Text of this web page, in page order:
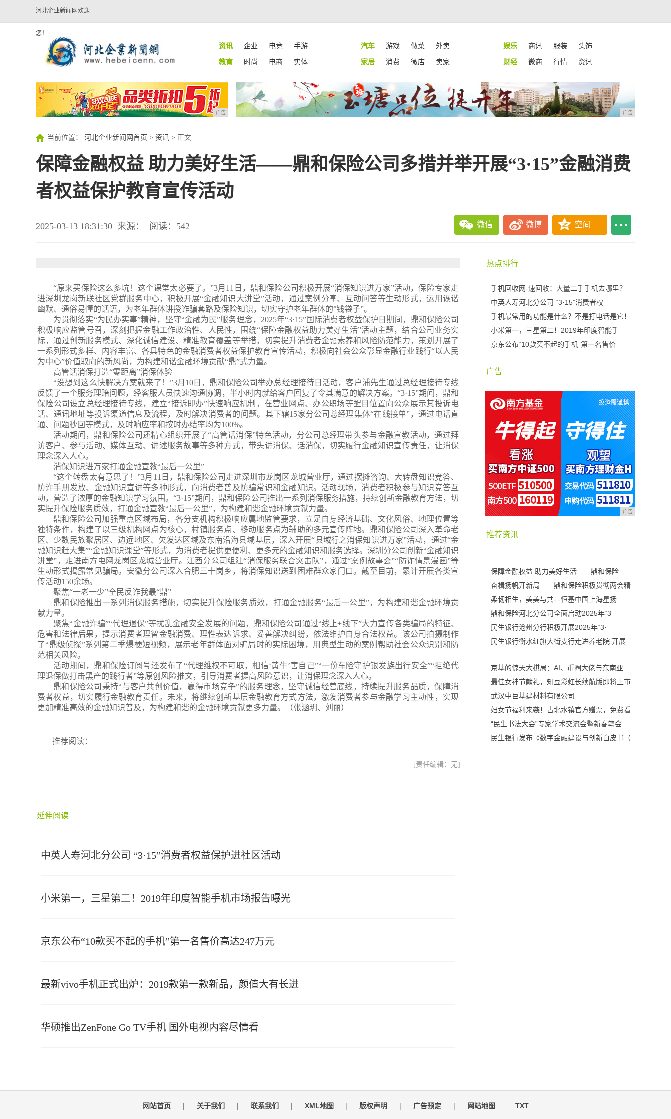
河北企业新闻网欢迎
您！
资讯 企业 电竞 手游 汽车 游戏 做菜 外卖 娱乐 商讯 服装
头饰
教育
时尚 电商 实体 家居 消费 微店 卖家 财经 微商 行情 资讯
广告 广告
当前位置： 河北企业新闻网首页 > 资讯 > 正文
保障金融权益 助力美好生活——鼎和保险公司多措并举开展“3·15”金融消费
者权益保护教育宣传活动
2025-03-13 18:31:30 来源： 阅读：542 微信 微博 空间
“原来买保险这么多坑！这个课堂太必要了。”3月11日，鼎和保险公司积极开展“消保知识进万家”活动，保险专家走
进深圳龙岗新联社区党群服务中心，积极开展“金融知识大讲堂”活动，通过案例分享、互动问答等生动形式，运用诙谐
幽默、通俗易懂的话语， 为老年群体讲授诈骗套路及保险知识， 切实守护老年群体的“钱袋子”。
为贯彻落实“为民办实事”精神，坚守“金融为民”服务理念，2025年“3·15”国际消费者权益保护 日期间，鼎和保险公司
积极响应监管号召，深刻把握金融工作政治性、人民性，
围绕“保障金融权益助力美好生活”活动主题 ，结合公司业务实
际，通过创新服务模式、深化诚信建设、精准教育覆盖等举措，切实提升消费者金融素养和风险防范能力， 策划 开展了
一系列形式多样、内容丰富、各具特色的金融消费者权益保护教育宣传活动 ，积极向社会公众彰显金融行业践行“以人民
为中心”价值取向的新风尚 ， 为构建和谐金融环境贡献“鼎”式力量。
高管话消保打造“零距离”消保体验
“没想到这么快解决方案就来了！ ”3月10日，鼎和保险公司举办总经理接待日活动 ， 客户浦先生通过总经理接待专线
反馈了一个服务理赔问题 ，经客服人员快速沟通协调， 半小时内就给客户 回复了令其满意的解决方案。 “3·15”期间，鼎和
保险公司设立总经理接待专线，建立“接诉即办”快速响应机制 ， 在营业网点、办公职场等醒目位置向公众展示其投诉电
话、通讯地址等投诉渠道信息及流程，及时解决消费者的问题。 其下辖15家分公司总经理集体“在线接单”，通过电话直
通、问题秒回等模式，及时响应率和按时办结率均为100%。
活动期间，鼎和保险公司还精心组织开展了“高管话消保”特色活动，分公司总经理带头参与金融宣教活动，通过拜
访客户、 参与活动、媒体互动、讲述服务故事等多种方式，带头讲消保、 话消保，切实履行金融知识宣传责任， 让消保
理念深入人心。
消保知识进万家打通金融宣教“最后一公里”
“这个转盘太有意思了！”3月11日，鼎和保险公司 走进深圳市龙岗区龙城营业厅，通过摆摊咨询、 大转盘知识竞答、
防诈手册发放、 金融知识宣讲等多种形式，向消费者普及防骗常识和金融知识。活动现场，消费者积极参与知识竞答互
动，营造了浓厚的金融知识学习氛围。“3·15”期间，鼎和保险公司推出一系列消保服务措施， 持续创新金融教育方法，切
实提升保险服务质效，打通金融宣教“最后一公里”，为构建和谐金融环境贡献力量。
鼎和保险公司加强重点区域布局，各分支机构积极响应属地监管要求，立足自身经济基础、文化风俗、地理位置等
独特条件，构建了以三级机构网点为核心，村镇服务点、移动服务点为辅助的多元宣传阵地。 鼎和保险公司深入革命老
区、少数民族聚居区、边远地区、欠发达区域及东南沿海县域基层，深入开展“县域行之消保知识进万家”活动 ， 通过“金
融知识赶大集”“金融知识课堂”等形式，为消费者提供更便利、更多元的金融知识和服务选择。深圳分公司创新“金融知识
讲堂” ，走进南方电网龙岗区龙城营业厅。 江西分公司组建“消保服务联合突击队” ，通过“案例故事会”“ 防诈情景漫画”等
生动形式揭露常见骗局。 安徽分公司深入合肥三十岗乡，将消保知识送到困难群众家门口。截至 目前，累计开展各类宣
传活动150余场。
聚焦“一老一少”全民反诈我最“鼎”
鼎和保险推出一系列消保服务措施，切实提升保险服务质效，打通金融服务“最后一公里”，为构建和谐金融环境贡
献力量。
聚焦“金融诈骗”“代理退保”等扰乱金融安全发展的问题， 鼎和保险公司 通过“线上+线下”大力宣传各类骗局的特征、
危害和法律后果，提示消费者理智金融消费、理性表达诉求、妥善解决纠纷，依法维护自身合法权益。该公司拍摄制作
了“鼎级侦探”系列 第二季爆梗短视频，展示老年群体面对骗局时的实际困境 ，用典型生动的案例帮助社会公众识别和防
范相关风险。
活动期间，鼎和保险订阅号还发布了“代理维权不可取，相信‘黄牛’害自己”“一份车险守护银发族出行安全”“拒绝代
理退保做打击黑产的践行者”等原创风险推文，引导消费者提高风险意识，让消保理念深入人心。
鼎和保险公司秉持“与客户共创价值，赢得市场竞争”的服务理念，坚守诚信经营底线，持续提升服务品质，保障消
费者权益，切实履行金融教育责任。 未来，将继续创新基层金融教育方式方法，激发消费者参与金融学习主动性，实现
更加精准高效的金融知识普及，为构建和谐的金融环境贡献更多力量。 （张涵玥、 刘丽）
推荐阅读：
[责任编辑：无]
延伸阅读
中英人寿河北分公司 “3·15”消费者权益保护进社区活动
小米第一，三星第二！2019年印度智能手机市场报告曝光
京东公布“10款买不起的手机”第一名售价高达247万元
最新vivo手机正式出炉：2019款第一款新品，颜值大有长进
华硕推出ZenFone Go TV手机 国外电视内容尽情看
热点排行
手机回收网-速回收：大量二手手机去哪里？
中英人寿河北分公司 “3·15”消费者权
手机最常用的功能是什么？不是打电话是它！
小米第一，三星第二！2019年印度智能手
京东公布“10款买不起的手机”第一名售价
广告
广告
推荐资讯
保障金融权益 助力美好生活——鼎和保险
奋楫扬帆开新局——鼎和保险积极贯彻两会精
柔韧相生，美美与共- -恒基中国上海星扬
鼎和保险河北分公司全面启动2025年“3
民生银行沧州分行积极开展2025年“3·
民生银行衡水红旗大街支行走进养老院 开展
京基的惊天大棋局：AI、币圈大佬与东南亚
最佳女神节献礼，知豆彩虹长续航版即将上市
武汉中巨基建材料有限公司
妇女节福利来袭！古北水镇官方赠票，免费看
“民生书法大会”专家学术交流会暨新春笔会
民生银行发布《数字金融建设与创新白皮书（
网站首页 | 关于我们 | 联系我们 | XML地图 | 版权声明 | 广告预定 | 网站地图 TXT